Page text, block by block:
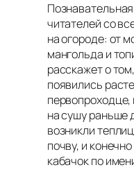
читателей со
на огороде: от
мангольда и
расскажет о
появились
на сушу раньше
возникли
почву, и
кабачок по